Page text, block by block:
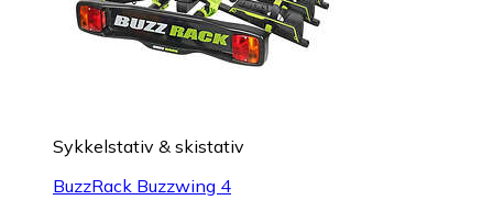
Sykkelstativ & skistativ
BuzzRack Buzzwing 4